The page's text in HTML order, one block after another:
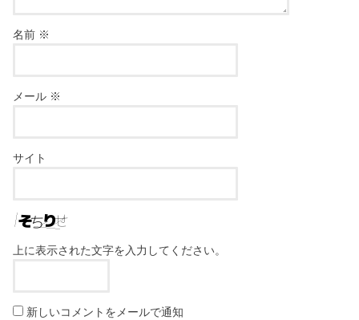
名前 ※
メール ※
サイト
上に表示された文字を入力してください。
新しいコメントをメールで通知